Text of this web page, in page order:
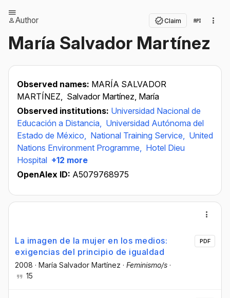
Author Claim
María Salvador Martínez
Observed names: MARÍA SALVADOR
MARTÍNEZ, Salvador Martínez, María
Observed institutions: Universidad Nacional de
Educación a Distancia, Universidad Autónoma del
Estado de México, National Training Service, United
Nations Environment Programme, Hotel Dieu
Hospital +12 more
OpenAlex ID: A5079768975
La imagen de la mujer en los medios:
exigencias del principio de igualdad
2008 · María Salvador Martínez · Feminismo/s ·
15
PDF